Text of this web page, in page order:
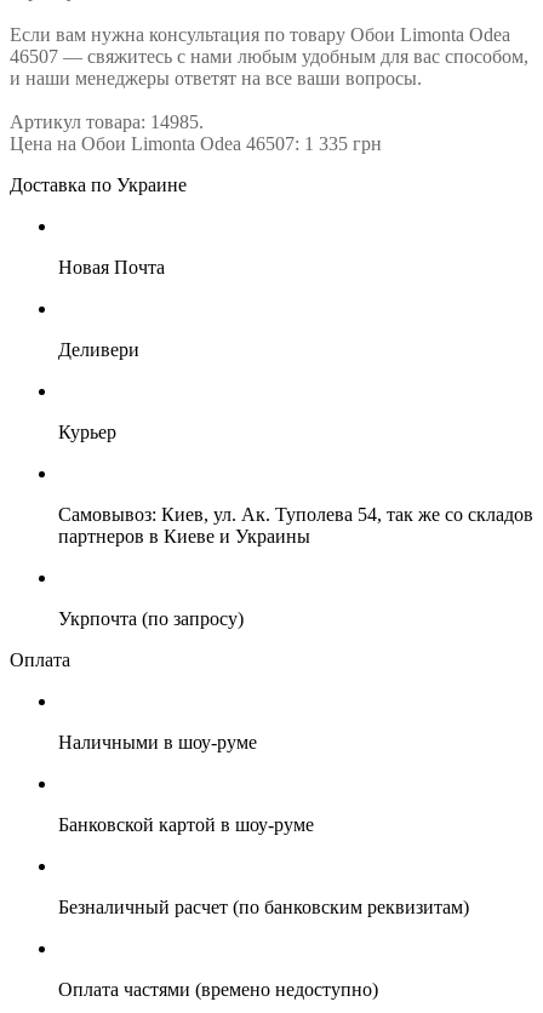
Если вам нужна консультация по товару Обои Limonta Odea
46507 — свяжитесь с нами любым удобным для вас способом,
и наши менеджеры ответят на все ваши вопросы.
Артикул товара: 14985.
Цена на Обои Limonta Odea 46507: 1 335 грн
Доставка по Украине
Новая Почта
Деливери
Курьер
Самовывоз: Киев, ул. Ак. Туполева 54, так же со складов
партнеров в Киеве и Украины
Укрпочта (по запросу)
Оплата
Наличными в шоу-руме
Банковской картой в шоу-руме
Безналичный расчет (по банковским реквизитам)
Оплата частями (времено недоступно)